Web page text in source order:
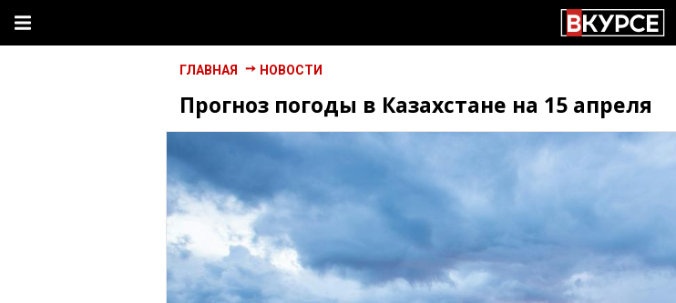
ГЛАВНАЯ НОВОСТИ
Прогноз погоды в Казахстане на 15 апреля